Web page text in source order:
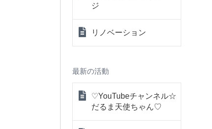
ジ
リノベーション
最新の活動
♡YouTubeチャンネル☆
だるま天使ちゃん♡